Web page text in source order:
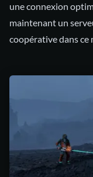
une connexion
maintenant un
coopérative dans